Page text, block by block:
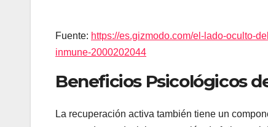
Fuente: https://es.gizmodo.com/el-lado-oculto-
inmune-2000202044
Beneficios Psicológicos
La recuperación activa también tiene un